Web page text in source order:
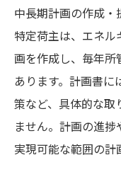
中長期計画の作成・
特定荷主は、エネ
画を作成し、毎年
あります。計画書
策など、具体的な取
ません。計画の進捗
実現可能な範囲の計